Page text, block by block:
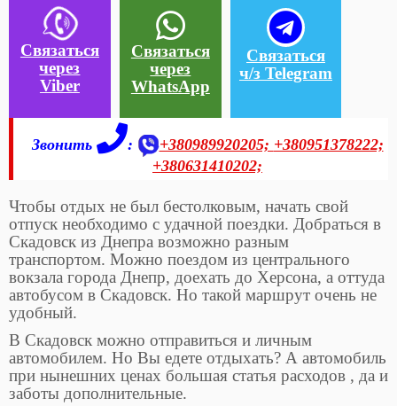
Связаться
через
Viber
Связаться
через
WhatsApp
Связаться
ч/з Telegram
Звонить : +380989920205; +380951378222;
+380631410202;
Чтобы отдых не был бестолковым, начать свой
отпуск необходимо с удачной поездки. Добраться в
Скадовск из Днепра возможно разным
транспортом. Можно поездом из центрального
вокзала города Днепр, доехать до Херсона, а оттуда
автобусом в Скадовск. Но такой маршрут очень не
удобный.
В Скадовск можно отправиться и личным
автомобилем. Но Вы едете отдыхать? А автомобиль
при нынешних ценах большая статья расходов , да и
заботы дополнительные.